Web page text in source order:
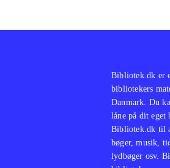
Bibliotek.dk er
bibliotekers
Danmark. Du
låne på dit
Bibliotek.dk til
bøger, musik,
lydbøger osv.